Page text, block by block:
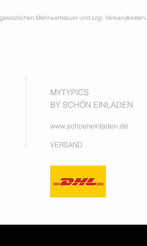
Mehrwertsteuer und zzgl. Versandkosten.
MYTYPICS
BY SCHÖN EINLADEN
www.schoeneinladen.de
VERSAND